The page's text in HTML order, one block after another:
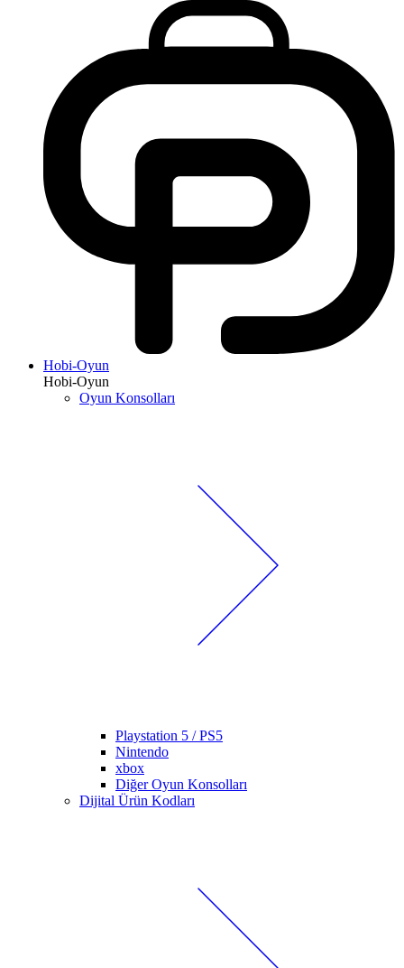
Hobi-Oyun
Hobi-Oyun
Oyun Konsolları
Playstation 5 / PS5
Nintendo
xbox
Diğer Oyun Konsolları
Dijital Ürün Kodları